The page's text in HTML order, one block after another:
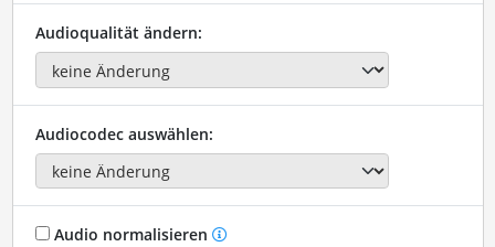
Audioqualität ändern:
Audiocodec auswählen:
Audio normalisieren